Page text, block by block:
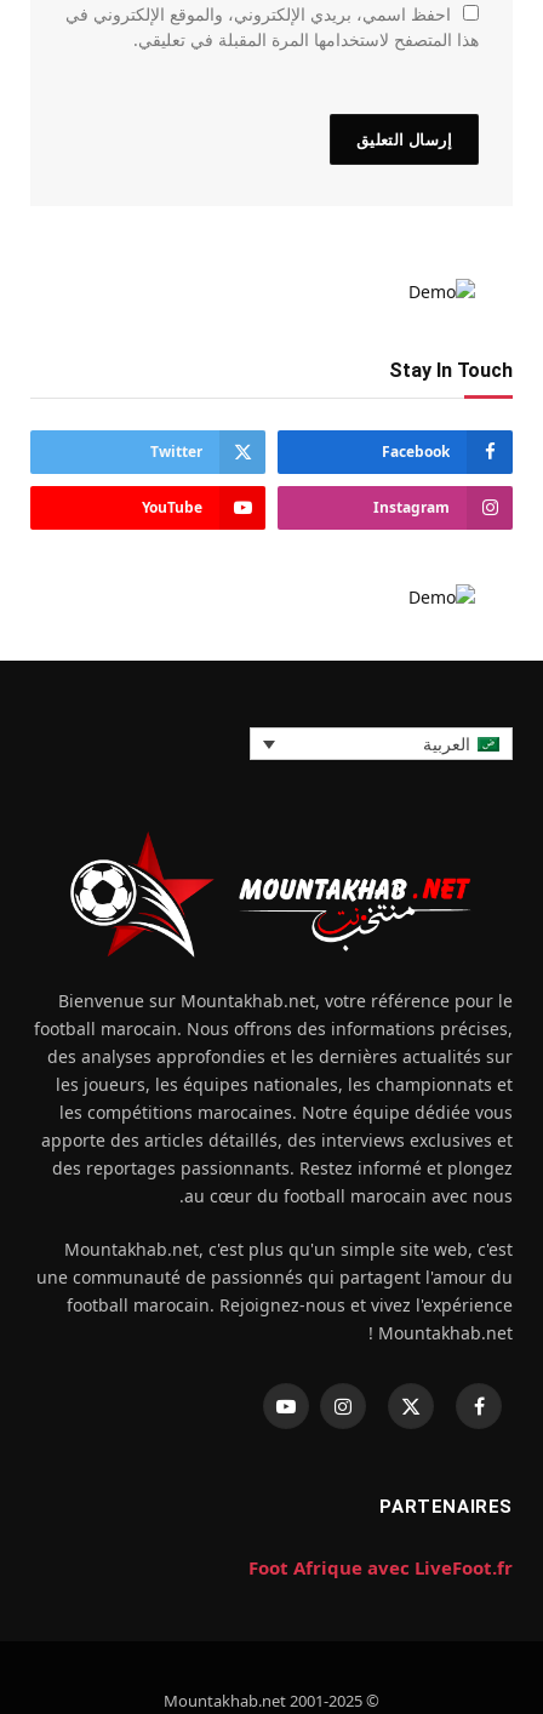
احفظ اسمي، بريدي الإلكتروني، والموقع الإلكتروني في
هذا المتصفح لاستخدامها المرة المقبلة في تعليقي.
Stay In Touch
Facebook
Twitter
Instagram
YouTube
العربية
Bienvenue sur Mountakhab.net, votre référence pour le
football marocain. Nous offrons des informations précises,
des analyses approfondies et les dernières actualités sur
les joueurs, les équipes nationales, les championnats et
les compétitions marocaines. Notre équipe dédiée vous
apporte des articles détaillés, des interviews exclusives et
des reportages passionnants. Restez informé et plongez
au cœur du football marocain avec nous.
Mountakhab.net, c'est plus qu'un simple site web, c'est
une communauté de passionnés qui partagent l'amour du
football marocain. Rejoignez-nous et vivez l'expérience
Mountakhab.net !
فيسبوك
X
الانستغراميوتيوب
PARTENAIRES
Foot Afrique avec LiveFoot.fr
© 2001-2025 Mountakhab.net